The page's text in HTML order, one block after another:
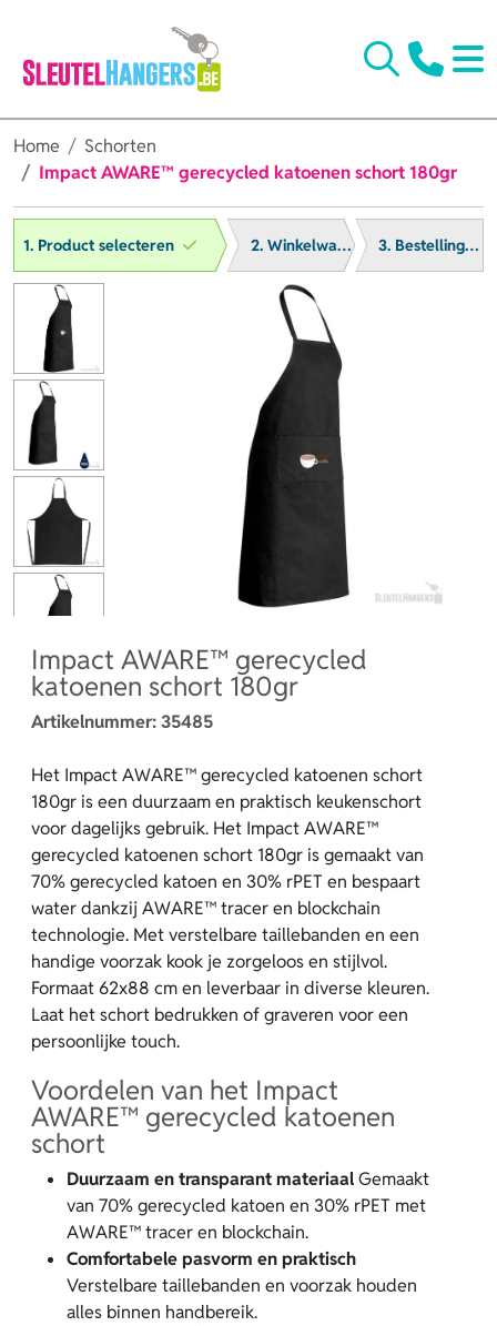
Home
Schorten
Impact AWARE™ gerecycled katoenen schort 180gr
1. Product selecteren 2. Winkelwagen 3. Bestelling afronden
Impact AWARE™ gerecycled
katoenen schort 180gr
Artikelnummer:35485
Het Impact AWARE™ gerecycled katoenen schort
180gr is een duurzaam en praktisch keukenschort
voor dagelijks gebruik. Het Impact AWARE™
gerecycled katoenen schort 180gr is gemaakt van
70% gerecycled katoen en 30% rPET en bespaart
water dankzij AWARE™ tracer en blockchain
technologie. Met verstelbare taillebanden en een
handige voorzak kook je zorgeloos en stijlvol.
Formaat 62x88 cm en leverbaar in diverse kleuren.
Laat het schort bedrukken of graveren voor een
persoonlijke touch.
Voordelen van het Impact
AWARE™ gerecycled katoenen
schort
Duurzaam en transparant materiaalGemaakt
van 70% gerecycled katoen en 30% rPET met
AWARE™ tracer en blockchain.
Comfortabele pasvorm en praktisch
Verstelbare taillebanden en voorzak houden
alles binnen handbereik.